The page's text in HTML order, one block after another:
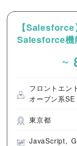
【
Salesforce機
~
フロントエン
オープン系
東京都
JavaScript